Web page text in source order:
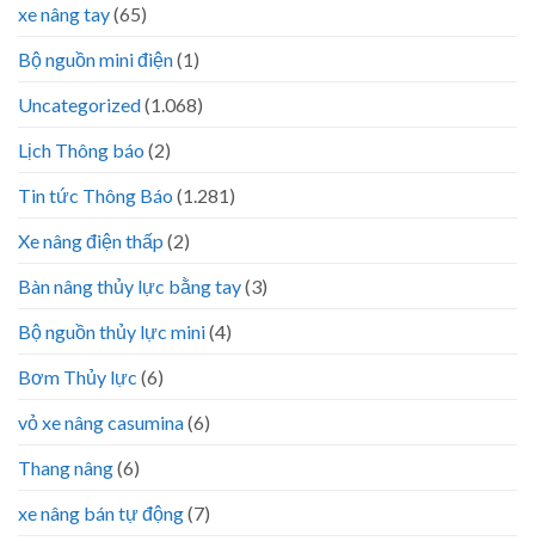
xe nâng tay(65)
Bộ nguồn mini điện(1)
Uncategorized(1.068)
Lịch Thông báo (2)
Tin tức Thông Báo (1.281)
Xe nâng điện thấp (2)
Bàn nâng thủy lực bằng tay(3)
Bộ nguồn thủy lực mini(4)
Bơm Thủy lực (6)
vỏ xe nâng casumina(6)
Thang nâng(6)
xe nâng bán tự động(7)